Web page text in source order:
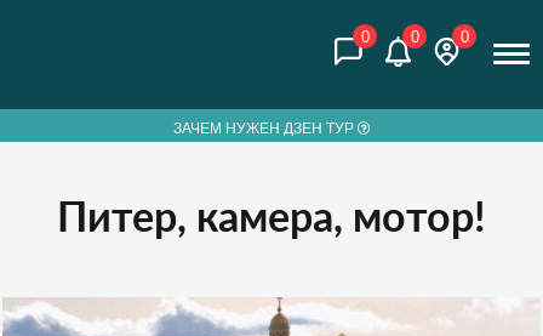
0 0 0
ЗАЧЕМ НУЖЕН ДЗЕН ТУР
Питер, камера, мотор!